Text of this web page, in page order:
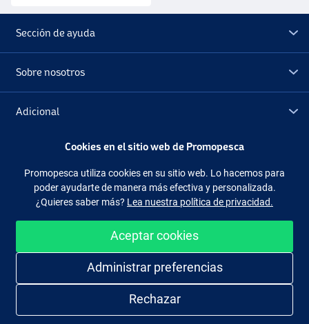
Sección de ayuda
Sobre nosotros
Adicional
Síguenos Facebook Instagram
Comprar de manera fácil y segura
Cookies en el sitio web de Promopesca
Promopesca utiliza cookies en su sitio web. Lo hacemos para
poder ayudarte de manera más efectiva y personalizada.
¿Quieres saber más? Lea nuestra política de privacidad.
Aceptar cookies
Administrar preferencias
Rechazar